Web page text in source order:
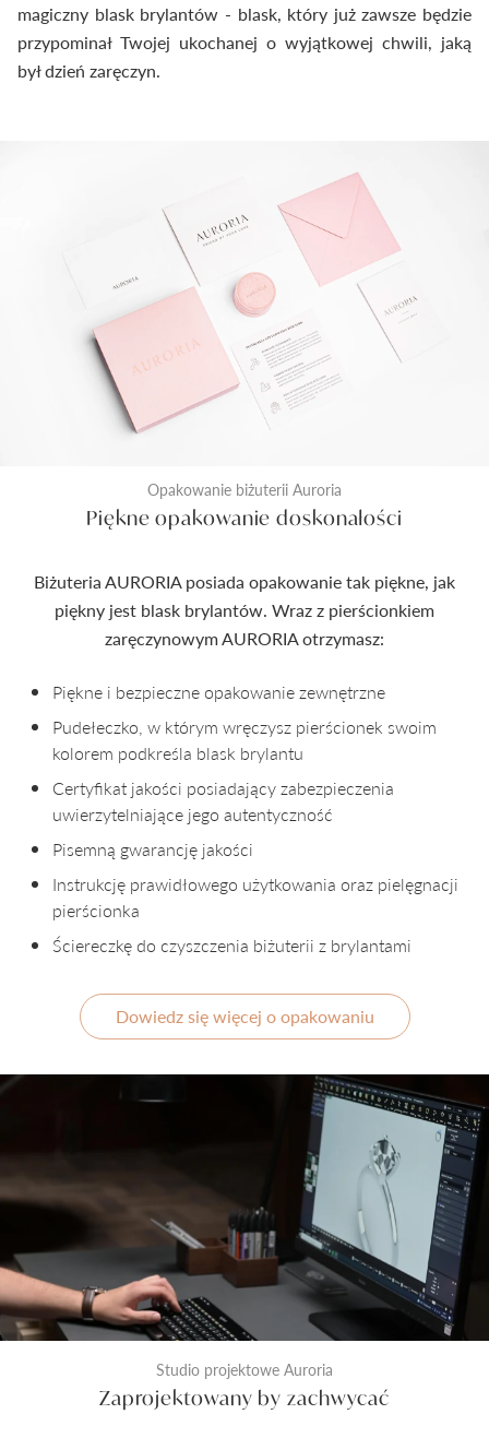
magiczny blask brylantów - blask, który już zawsze będzie
przypominał Twojej ukochanej o wyjątkowej chwili, jaką
był dzień zaręczyn.
Opakowanie biżuterii Auroria
Piękne opakowanie doskonałości
Biżuteria AURORIA posiada opakowanie tak piękne, jak
piękny jest blask brylantów. Wraz z pierścionkiem
zaręczynowym AURORIA otrzymasz:
Piękne i bezpieczne opakowanie zewnętrzne
Pudełeczko, w którym wręczysz pierścionek swoim
kolorem podkreśla blask brylantu
Certyfikat jakości posiadający zabezpieczenia
uwierzytelniające jego autentyczność
Pisemną gwarancję jakości
Instrukcję prawidłowego użytkowania oraz pielęgnacji
pierścionka
Ściereczkę do czyszczenia biżuterii z brylantami
Dowiedz się więcej o opakowaniu
Studio projektowe Auroria
Zaprojektowany by zachwycać